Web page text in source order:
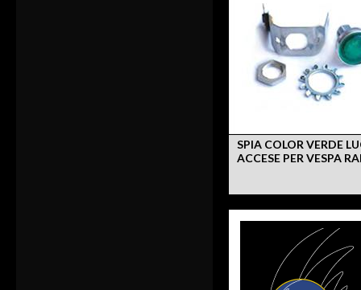
SPIA COLOR VERDE
ACCESE PER VESPA